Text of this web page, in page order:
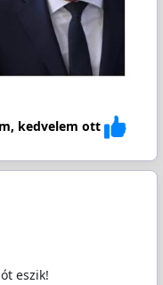
kedvelem ott
eszik!